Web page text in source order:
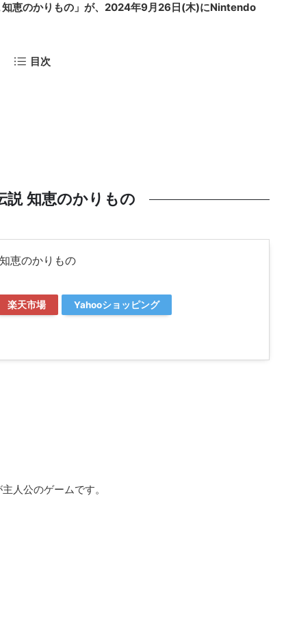
知恵のかりもの」が、2024年9月26日(木)にNintendo
目次
説 知恵のかりもの
恵のかりもの
楽天市場 Yahooショッピング
人公のゲームです。